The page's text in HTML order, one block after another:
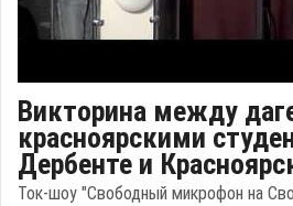
Викторина между
красноярскими
Дербенте и
Ток-шоу "Свободный микрофон на